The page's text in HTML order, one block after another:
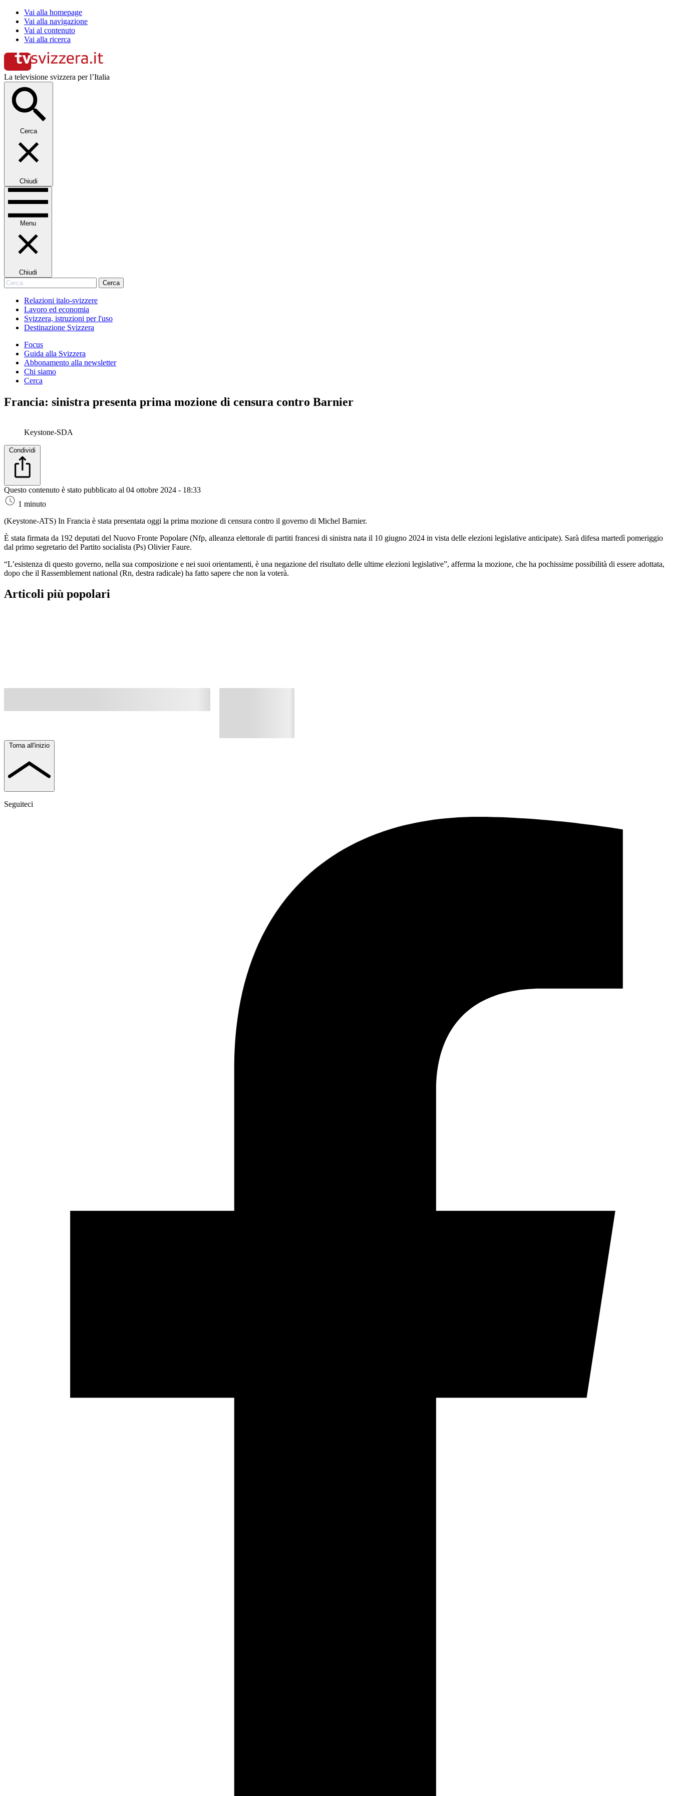
Vai alla homepage
Vai alla navigazione
Vai al contenuto
Vai alla ricerca
La televisione svizzera per l’Italia
Cerca
Chiudi
Menu
Chiudi
Cerca Cerca
Relazioni italo-svizzere
Lavoro ed economia
Svizzera, istruzioni per l'uso
Destinazione Svizzera
Focus
Guida alla Svizzera
Abbonamento alla newsletter
Chi siamo
Cerca
Francia: sinistra presenta prima mozione di censura contro Barnier
Keystone-SDA
Condividi
Questo contenuto è stato pubblicato al 04 ottobre 2024 - 18:33
1 minuto
(Keystone-ATS) In Francia è stata presentata oggi la prima mozione di censura contro il governo di Michel Barnier.
È stata firmata da 192 deputati del Nuovo Fronte Popolare (Nfp, alleanza elettorale di partiti francesi di sinistra nata il 10 giugno 2024 in vista delle elezioni legislative anticipate). Sarà difesa martedì pomeriggio
dal primo segretario del Partito socialista (Ps) Olivier Faure.
“L’esistenza di questo governo, nella sua composizione e nei suoi orientamenti, è una negazione del risultato delle ultime elezioni legislative”, afferma la mozione, che ha pochissime possibilità di essere adottata,
dopo che il Rassemblement national (Rn, destra radicale) ha fatto sapere che non la voterà.
Articoli più popolari
Torna all'inizio
Seguiteci